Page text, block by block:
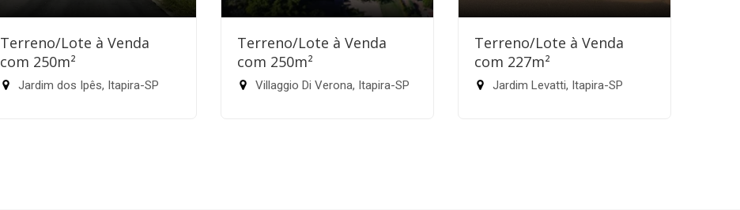
Terreno/Lote à Venda
com 250m²
Jardim dos Ipês, Itapira-SP
Terreno/Lote à Venda
com 250m²
Villaggio Di Verona, Itapira-SP
Terreno/Lote à Venda
com 227m²
Jardim Levatti, Itapira-SP